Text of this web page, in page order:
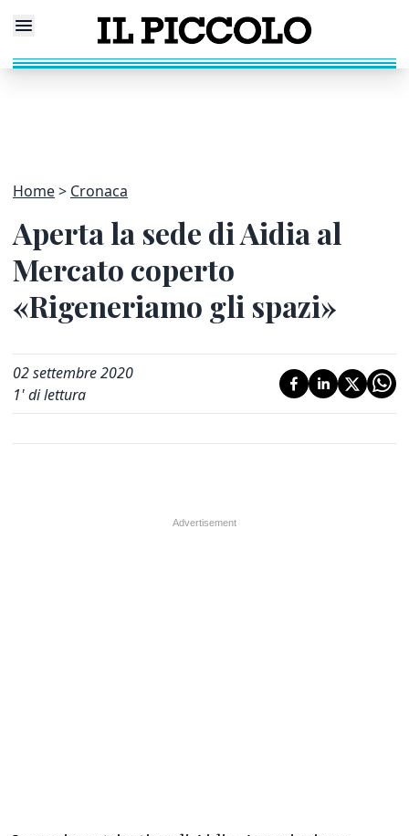
Home Cronaca
Aperta la sede di Aidia al
Mercato coperto
«Rigeneriamo gli spazi»
02 settembre 2020
1' di lettura